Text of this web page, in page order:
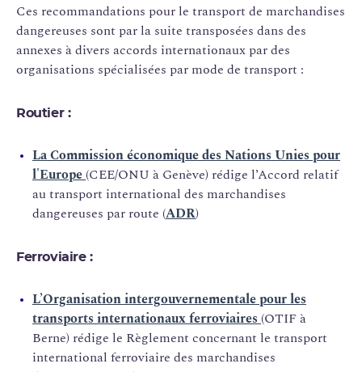
Ces recommandations pour le transport de marchandises
dangereuses sont par la suite transposées dans des
annexes à divers accords internationaux par des
organisations spécialisées par mode de transport :
Routier :
La Commission économique des Nations Unies pour
l'Europe(CEE/ONU à Genève) rédige l’Accord relatif
au transport international des marchandises
dangereuses par route (ADR)
Ferroviaire :
L’Organisation intergouvernementale pour les
transports internationaux ferroviaires(OTIF à
Berne) rédige le Règlement concernant le transport
international ferroviaire des marchandises